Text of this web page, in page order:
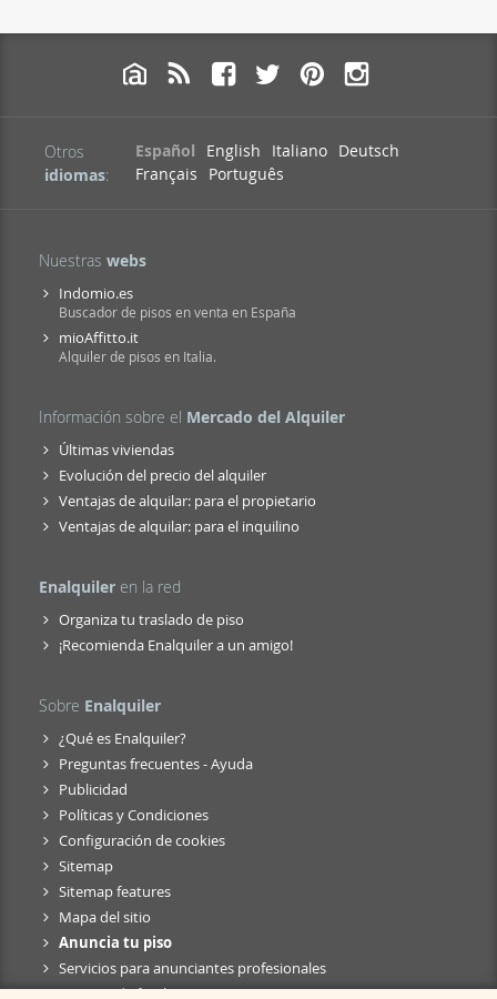
Otros
idiomas:
Español English Italiano
Deutsch
Français
Português
Nuestras webs
Indomio.es
Buscador de pisos en venta en España
mioAffitto.it
Alquiler de pisos en Italia.
Información sobre el Mercado del Alquiler
Últimas viviendas
Evolución del precio del alquiler
Ventajas de alquilar: para el propietario
Ventajas de alquilar: para el inquilino
Enalquiler en la red
Organiza tu traslado de piso
¡Recomienda Enalquiler a un amigo!
Sobre Enalquiler
¿Qué es Enalquiler?
Preguntas frecuentes - Ayuda
Publicidad
Políticas y Condiciones
Configuración de cookies
Sitemap
Sitemap features
Mapa del sitio
Anuncia tu piso
Servicios para anunciantes profesionales
Anuncio de fusión